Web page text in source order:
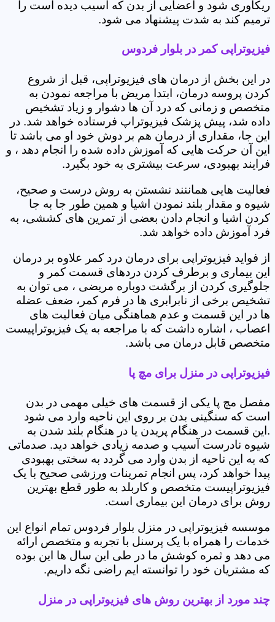
ریکاوری شود و اعضایی از بدن که آسیب دیده است را
ترمیم کند به شدت پیشنهاد می شود.
فیزیوتراپی کمر در بلوار فردوس
در این بخش از درمان های فیزیوتراپی، قبل از شروع
کردن پروسه درمان، ابتدا مریض با مراجعه نمودن به
متخصص و زمانی که درد آن ها دشوار و زیاد تشخیص
داده شد، پیش پزشک فیزیوتراپ فرستاده خواهد شد. در
این جا، مقداری از درمان هم بر دوش خود او می باشد تا
این آن حرکت هایی که آموزش داده شده را انجام دهد ، و
فرایند بهبودی، سرعت بیشتری به خود بگیرد.
فعالیت هایی هماننند نشستن به روش درست و صحیح،
شیوه و مقدار بلند نمودن اشیا و همین طور جا به جا
کردن اشیا و انجام دادن بعضی از تمرین های کششی، به
فرد آموزش داده خواهد شد.
از فواید فیزیوتراپی برای درمان درد کمر علاوه بر درمان
این بیماری و برطرف کردن دردهای قسمت کمر و
جلوگیری کردن از برگشت دوباره مریضی ، می توان به
تشخیص برخی از نابرابری ها در فرم کمر، ضعف عضله
ها در این قسمت و عدم هماهنگی میان فعالیت های
اعصاب ، اشاره داشت که با مراجعه به یک فیزیوتراپیست
متخصص قابل درمان می باشد.
فیزیوتراپی در منزل برای مچ پا
مفصل مچ پا یکی از قسمت های خیلی مهمی در بدن
است که سنگینی بدن بر روی این ناحیه وارد می شود
.این قسمت در هنگام پریدن یا در هنگام بلند شدن به
شیوه نادرست آسیب و صدمه زیادی خواهد دید. صدماتی
که به این ناحیه از بدن وارد می گردد به سختی بهبودی
پیدا خواهد کرد، پس انجام تمرینات ورزشی صحیح با یک
فیزیوتراپیست متخصص و کاربلد به طور قطع بهترین
روش برای درمان این بیماری است.
موسسه فیزیوتراپی در منزل بلوار فردوس تمام انواع این
خدمات را همراه با یک پرسنل با تجربه و متخصص ارائه
می دهد و ثمره کوشش ما در طی این سال ها این بوده
که مشتریان خود را توانسته ایم راضی نگه داریم.
چند مورد از بهترین روش های فیزیوتراپی در منزل